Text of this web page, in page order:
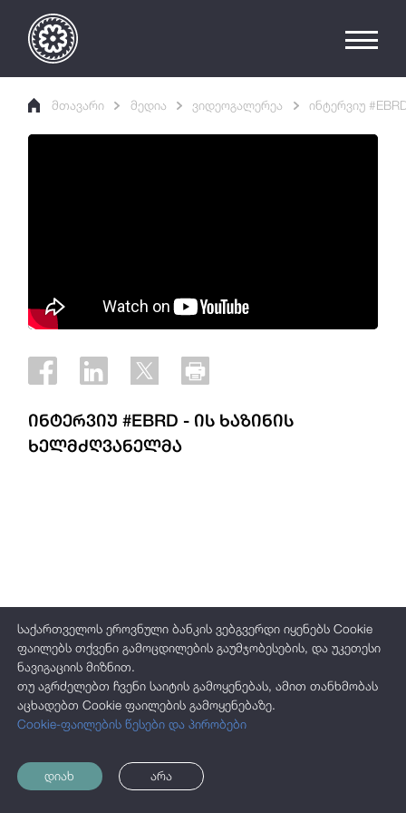
მთავარი მედია ვიდეოგალერეა ინტერვიუ
ინტერვიუ #EBRD - ის ხაზინის
ხელმძღვანელმა
საქართველოს ეროვნული ბანკის ვებგვერდი იყენებს Cookie
ფაილებს თქვენი გამოცდილების გაუმჯობესების, და უკეთესი
ნავიგაციის მიზნით.
თუ აგრძელებთ ჩვენი საიტის გამოყენებას, ამით თანხმობას
აცხადებთ Cookie ფაილების გამოყენებაზე.
Cookie-ფაილების წესები და პირობები
დიახ არა